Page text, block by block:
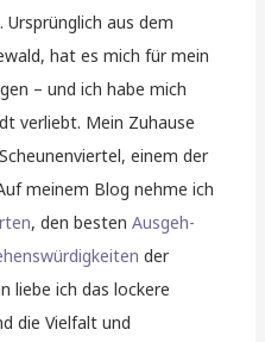
Ursprünglich aus dem
hat es mich für mein
– und ich habe mich
verliebt. Mein Zuhause
einem der
meinem Blog nehme ich
, den bestenAusgeh-
der
liebe ich das lockere
die Vielfalt und